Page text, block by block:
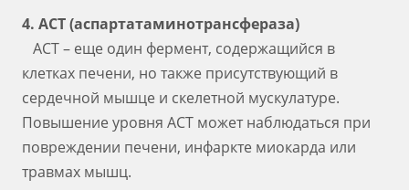
4. АСТ (аспартатаминотрансфераза)
АСТ – еще один фермент, содержащийся в
клетках печени, но также присутствующий в
сердечной мышце и скелетной мускулатуре.
Повышение уровня АСТ может наблюдаться при
повреждении печени, инфаркте миокарда или
травмах мышц.